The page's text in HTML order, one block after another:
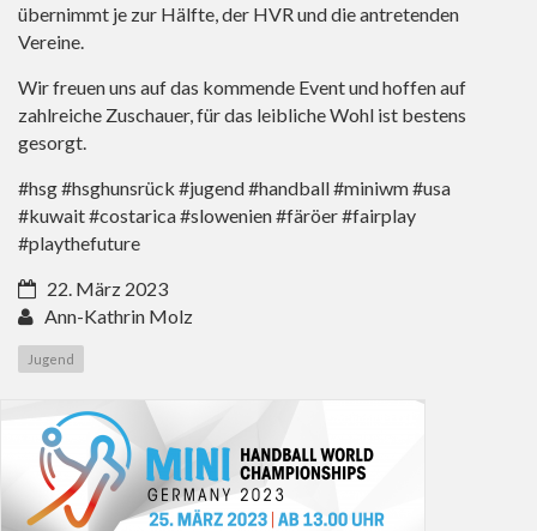
übernimmt je zur Hälfte, der HVR und die antretenden
Vereine.
Wir freuen uns auf das kommende Event und hoffen auf
zahlreiche Zuschauer, für das leibliche Wohl ist bestens
gesorgt.
#hsg #hsghunsrück #jugend #handball #miniwm #usa
#kuwait #costarica #slowenien #färöer #fairplay
#playthefuture
22. März 2023
Ann-Kathrin Molz
Jugend